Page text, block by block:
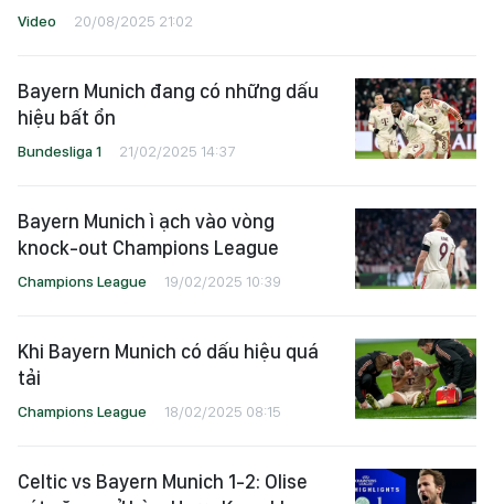
Video 20/08/2025 21:02
Bayern Munich đang có những dấu
hiệu bất ổn
Bundesliga 1 21/02/2025 14:37
Bayern Munich ì ạch vào vòng
knock-out Champions League
Champions League 19/02/2025 10:39
Khi Bayern Munich có dấu hiệu quá
tải
Champions League 18/02/2025 08:15
Celtic vs Bayern Munich 1-2: Olise